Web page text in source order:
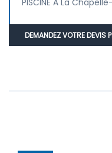
PISCINE À La
DEMANDEZ VOTRE DEVIS